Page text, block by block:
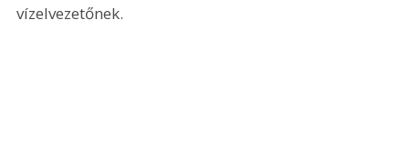
vízelvezetőnek.